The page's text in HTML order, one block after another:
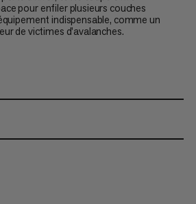
pour enfiler plusieurs couches
indispensable, comme un
de victimes d'avalanches.